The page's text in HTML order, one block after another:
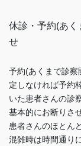
休診・予約(あく
せ
予約(あくまで診
定しなければ予約
いた患者さんの診
基本的にお断りさ
患者さんのほとん
混雑時は時間通り